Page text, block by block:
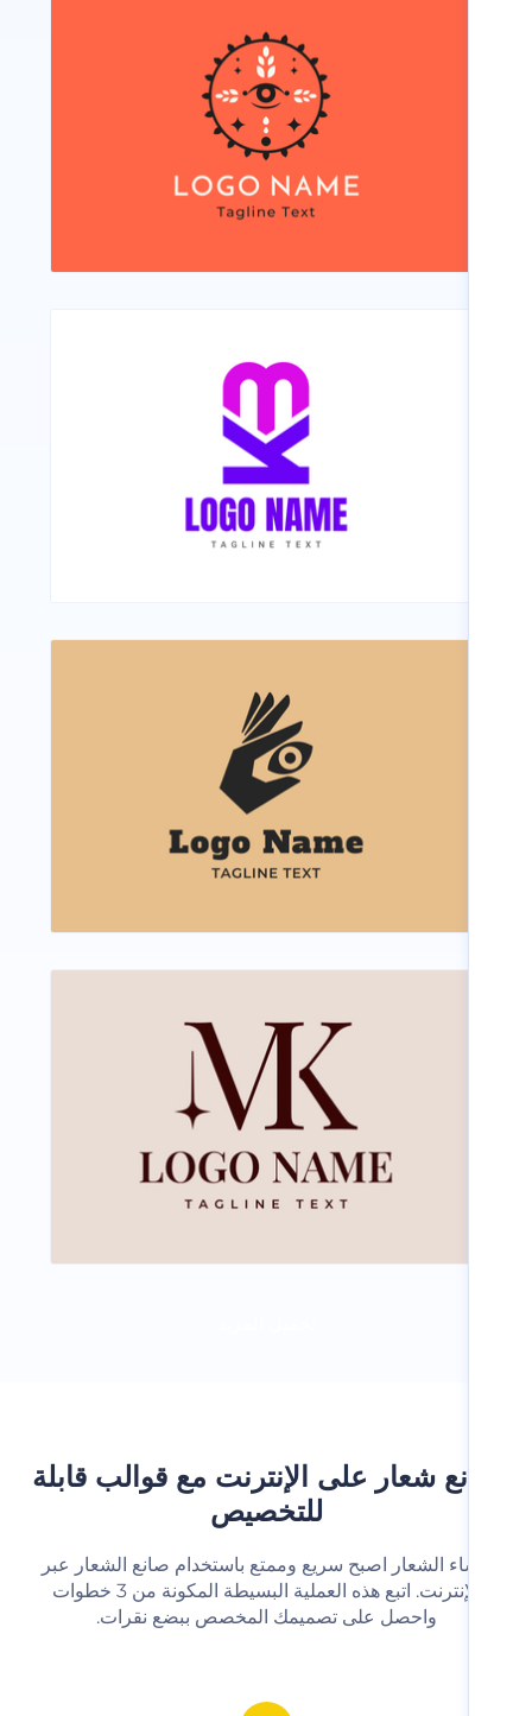
شعار على الإنترنت مع قوالب قابلة
للتخصيص
الشعار اصبح سريع وممتع باستخدام صانع الشعار عبر
الإنترنت. اتبع هذه العملية البسيطة المكونة من 3 خطوات
واحصل على تصميمك المخصص ببضع نقرات.‬